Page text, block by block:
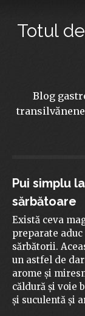
Totul
Blog
Pui simplu
sărbătoare
Există ceva
preparate aduc
sărbătorii.
un astfel de
arome și
căldură și voie
și suculentă și